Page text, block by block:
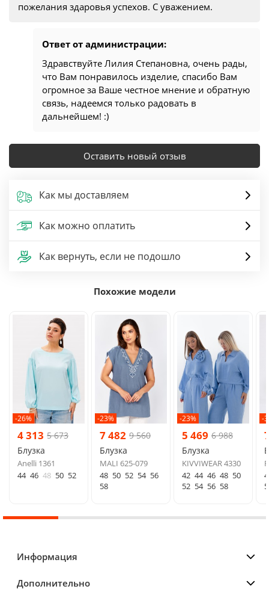
пожелания здаровья успехов. С уважением.
Ответ от администрации:
Здравствуйте Лилия Степановна, очень рады,
что Вам понравилось изделие, спасибо Вам
огромное за Ваше честное мнение и обратную
связь, надеемся только радовать в
дальнейшем! :)
Оставить новый отзыв
Как мы доставляем
Как можно оплатить
Как вернуть, если не подошло
Похожие модели
-26%
4 313 5 673
Блузка
Anelli 1361
44 46 48 50 52
-23%
7 482 9 560
Блузка
MALI 625-079
48 50 52 54 56
58
-23%
5 469 6 988
Блузка
KIVVIWEAR 4330
42 44 46 48 50
52 54 56 58
-
Информация
Дополнительно